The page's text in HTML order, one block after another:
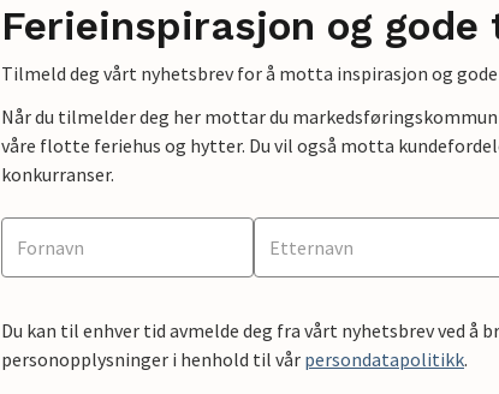
Ferieinspirasjon og gode
Tilmeld deg vårt nyhetsbrev for å motta inspirasjon og
Når du tilmelder deg her mottar du
våre flotte feriehus og hytter. Du vil også motta
konkurranser.
Du kan til enhver tid avmelde deg fra vårt nyhetsbrev ved å
personopplysninger i henhold til vår persondatapolitikk.